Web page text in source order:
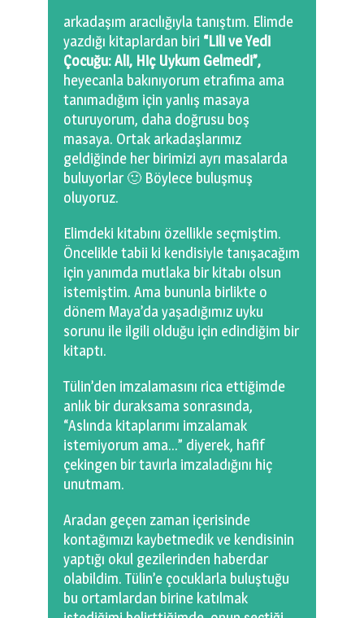
Filmlerimiz
Hadi Bize Yazın
arkadaşım aracılığıyla tanıştım. Elimde
yazdığı kitaplardan biri “Lili ve Yedi
Çocuğu: Ali, Hiç Uykum Gelmedi”,
heyecanla bakınıyorum etrafıma ama
tanımadığım için yanlış masaya
oturuyorum, daha doğrusu boş
masaya. Ortak arkadaşlarımız
geldiğinde her birimizi ayrı masalarda
buluyorlar 🙂 Böylece buluşmuş
oluyoruz.
Elimdeki kitabını özellikle seçmiştim.
Öncelikle tabii ki kendisiyle tanışacağım
için yanımda mutlaka bir kitabı olsun
istemiştim. Ama bununla birlikte o
dönem Maya’da yaşadığımız uyku
sorunu ile ilgili olduğu için edindiğim bir
kitaptı.
Tülin’den imzalamasını rica ettiğimde
anlık bir duraksama sonrasında,
“Aslında kitaplarımı imzalamak
istemiyorum ama…” diyerek, hafif
çekingen bir tavırla imzaladığını hiç
unutmam.
Aradan geçen zaman içerisinde
kontağımızı kaybetmedik ve kendisinin
yaptığı okul gezilerinden haberdar
olabildim. Tülin’e çocuklarla buluştuğu
bu ortamlardan birine katılmak